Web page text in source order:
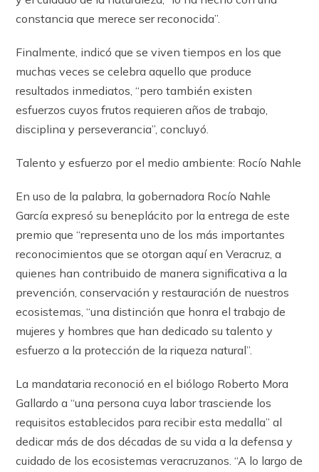
constancia que merece ser reconocida”.
Finalmente, indicó que se viven tiempos en los que
muchas veces se celebra aquello que produce
resultados inmediatos, “pero también existen
esfuerzos cuyos frutos requieren años de trabajo,
disciplina y perseverancia”, concluyó.
Talento y esfuerzo por el medio ambiente: Rocío Nahle
En uso de la palabra, la gobernadora Rocío Nahle
García expresó su beneplácito por la entrega de este
premio que “representa uno de los más importantes
reconocimientos que se otorgan aquí en Veracruz, a
quienes han contribuido de manera significativa a la
prevención, conservación y restauración de nuestros
ecosistemas, “una distinción que honra el trabajo de
mujeres y hombres que han dedicado su talento y
esfuerzo a la protección de la riqueza natural”.
La mandataria reconoció en el biólogo Roberto Mora
Gallardo a “una persona cuya labor trasciende los
requisitos establecidos para recibir esta medalla” al
dedicar más de dos décadas de su vida a la defensa y
cuidado de los ecosistemas veracruzanos. “A lo largo de